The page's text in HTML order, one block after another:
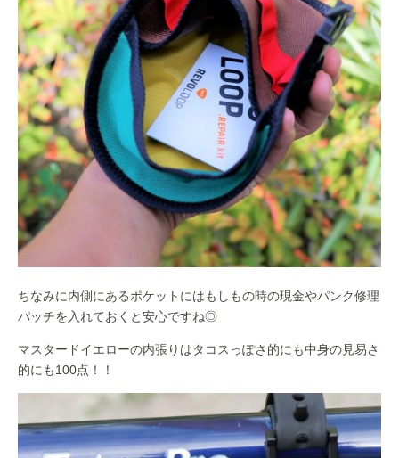
ちなみに内側にあるポケットにはもしもの時の現金やパンク修理
パッチを入れておくと安心ですね◎
マスタードイエローの内張りはタコスっぽさ的にも中身の見易さ
的にも100点！！